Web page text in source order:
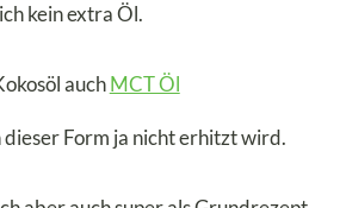
kein extra Öl.
auchMCT Öl
dieser Form ja nicht erhitzt wird.